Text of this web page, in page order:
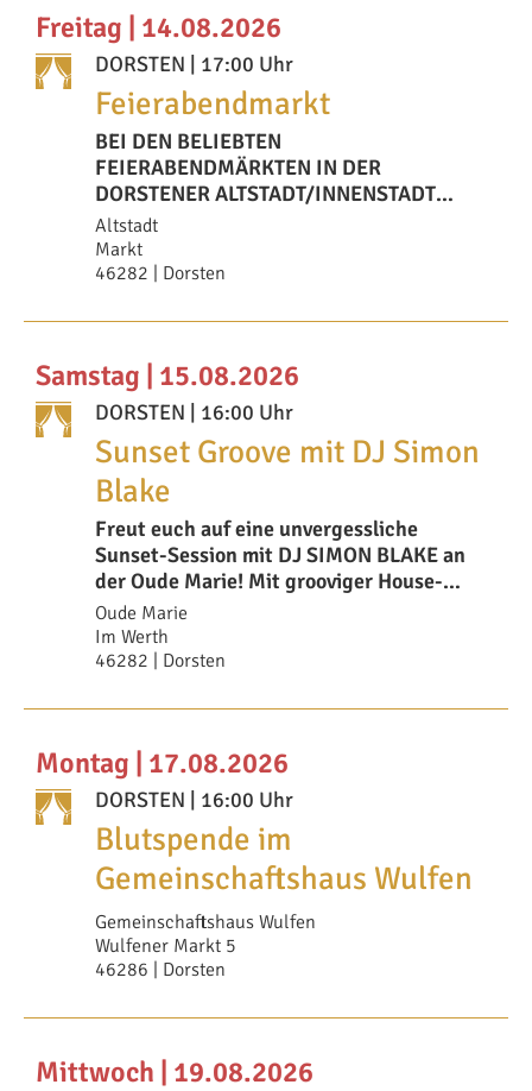
Freitag | 14.08.2026
DORSTEN | 17:00 Uhr
Feierabendmarkt
BEI DEN BELIEBTEN
FEIERABENDMÄRKTEN IN DER
DORSTENER ALTSTADT/INNENSTADT
ERWARTET DIE BESUCHERINNEN UND
BESUCHER EIN ENTSPAN
Altstadt
Markt
46282 | Dorsten
Samstag | 15.08.2026
DORSTEN | 16:00 Uhr
Sunset Groove mit DJ Simon
Blake
Freut euch auf eine unvergessliche
Sunset-Session mit DJ SIMON BLAKE an
der Oude Marie! Mit grooviger House-
Musik, gr
Oude Marie
Im Werth
46282 | Dorsten
Montag | 17.08.2026
DORSTEN | 16:00 Uhr
Blutspende im
Gemeinschaftshaus Wulfen
Gemeinschaftshaus Wulfen
Wulfener Markt 5
46286 | Dorsten
Mittwoch | 19.08.2026